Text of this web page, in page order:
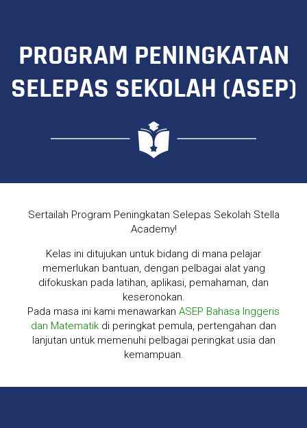
PROGRAM PENINGKATAN
SELEPAS SEKOLAH (ASEP)
Sertailah Program Peningkatan Selepas Sekolah Stella
Academy!
Kelas ini ditujukan untuk bidang di mana pelajar
memerlukan bantuan, dengan pelbagai alat yang
difokuskan pada latihan, aplikasi, pemahaman, dan
keseronokan.
Pada masa ini kami menawarkan ASEP Bahasa Inggeris
dan Matematik di peringkat pemula, pertengahan dan
lanjutan untuk memenuhi pelbagai peringkat usia dan
kemampuan.